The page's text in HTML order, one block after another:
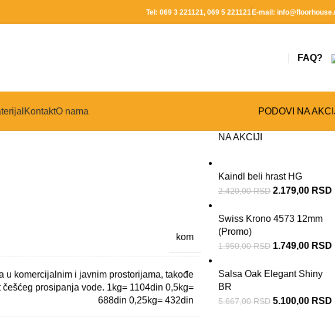
Tel: 069 3 221121, 069 5 221121E-mail:
FAQ?
KontaktO nama PODOVI NA
kom
u komercijalnim i javnim prostorijama, takođe
prosipanja vode. 1kg= 1104din 0,5kg=
688din 0,25kg= 432din
NA AKCIJI
Kaindl beli hrast HG
2.420,00RSD 2.179,00 RSD
Swiss Krono 4573 12mm
(Promo)
1.950,00RSD 1.749,00 RSD
Salsa Oak Elegant Shiny
BR
5.667,00RSD 5.100,00 RSD